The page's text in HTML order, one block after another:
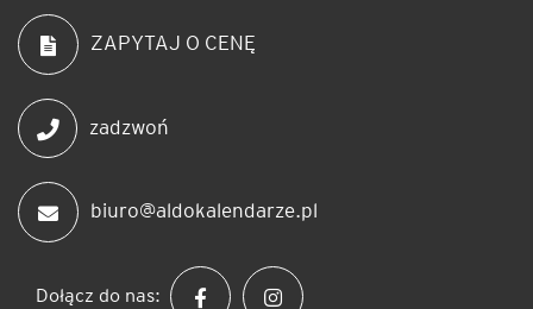
ZAPYTAJ O CENĘ
zadzwoń
biuro@aldokalendarze.pl
Dołącz do nas: